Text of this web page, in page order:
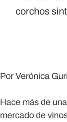
corchos
Por Verónica
Hace más de
mercado de